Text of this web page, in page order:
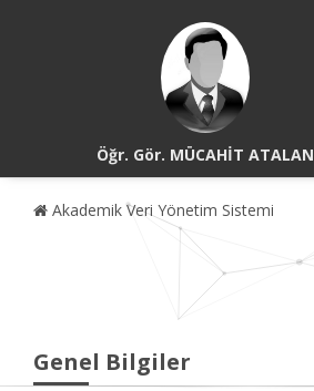
Öğr. Gör. MÜCAHİT ATALAN
Akademik Veri Yönetim Sistemi
Genel Bilgiler